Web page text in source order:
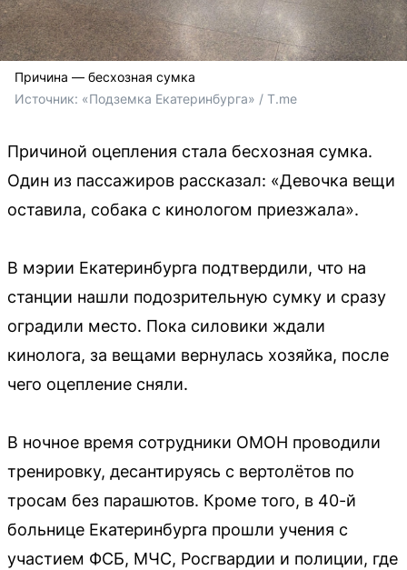
Причина — бесхозная сумка
Источник: «Подземка Екатеринбурга» / T.me
Причиной оцепления стала бесхозная сумка.
Один из пассажиров рассказал: «Девочка вещи
оставила, собака с кинологом приезжала».
В мэрии Екатеринбурга подтвердили, что на
станции нашли подозрительную сумку и сразу
оградили место. Пока силовики ждали
кинолога, за вещами вернулась хозяйка, после
чего оцепление сняли.
В ночное время сотрудники ОМОН проводили
тренировку, десантируясь с вертолётов по
тросам без парашютов. Кроме того, в 40-й
больнице Екатеринбурга прошли учения с
участием ФСБ, МЧС, Росгвардии и полиции, где